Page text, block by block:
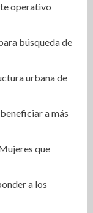
operativo
búsqueda de
urbana de
a más
que
a los